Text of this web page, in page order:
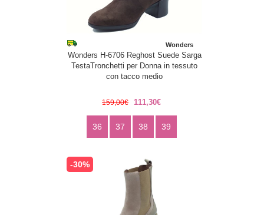
Wonders
Wonders H-6706 Reghost Suede Sarga
TestaTronchetti per Donna in tessuto
con tacco medio
159,00€ 111,30€
36 37 38 39
-30%